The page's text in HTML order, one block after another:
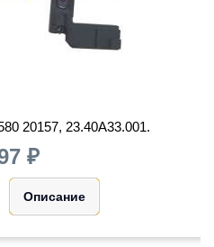
20157, 23.40A33.001.
₽
Описание